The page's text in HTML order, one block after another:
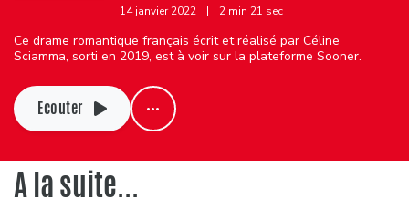
14 janvier 2022 | 2 min 21 sec
Ce drame romantique français écrit et réalisé par Céline
Sciamma, sorti en 2019, est à voir sur la plateforme Sooner.
Ecouter
A la suite...